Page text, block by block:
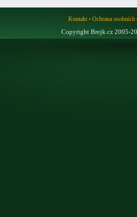
Kontakt- Ochrana osobních
Copyright Brejk.cz 2005-